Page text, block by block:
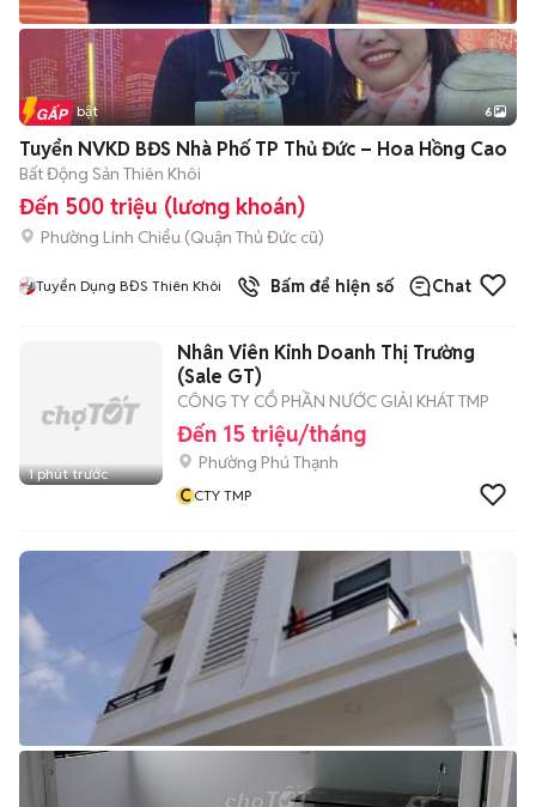
+2
Tin nổi bật 6
Tuyển NVKD BĐS Nhà Phố TP Thủ Đức – Hoa Hồng Cao
Bất Động Sản Thiên Khôi
Đến 500 triệu (lương khoán)
Phường Linh Chiểu (Quận Thủ Đức cũ)
Tuyển Dụng BĐS Thiên Khôi Bấm để hiện số Chat
1 phút trước
Nhân Viên Kinh Doanh Thị Trường
(Sale GT)
CÔNG TY CỔ PHẦN NƯỚC GIẢI KHÁT TMP
Đến 15 triệu/tháng
Phường Phú Thạnh
CCTY TMP